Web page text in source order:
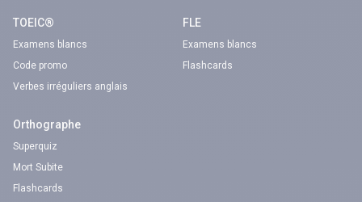
TOEIC®
Examens blancs
Code promo
Verbes irréguliers anglais
FLE
Examens blancs
Flashcards
Orthographe
Superquiz
Mort Subite
Flashcards